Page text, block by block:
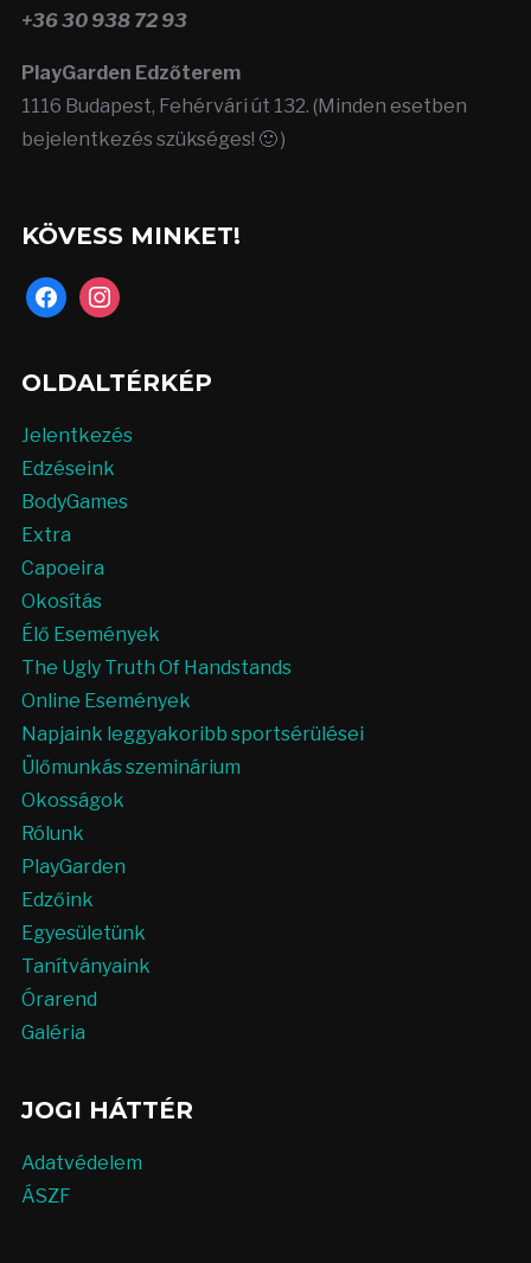
+36 30 938 72 93
PlayGarden Edzőterem
1116 Budapest, Fehérvári út 132. (Minden esetben
bejelentkezés szükséges! 🙂 )
KÖVESS MINKET!
facebookinstagram
OLDALTÉRKÉP
Jelentkezés
Edzéseink
BodyGames
Extra
Capoeira
Okosítás
Élő Események
The Ugly Truth Of Handstands
Online Események
Napjaink leggyakoribb sportsérülései
Ülőmunkás szeminárium
Okosságok
Rólunk
PlayGarden
Edzőink
Egyesületünk
Tanítványaink
Órarend
Galéria
JOGI HÁTTÉR
Adatvédelem
ÁSZF